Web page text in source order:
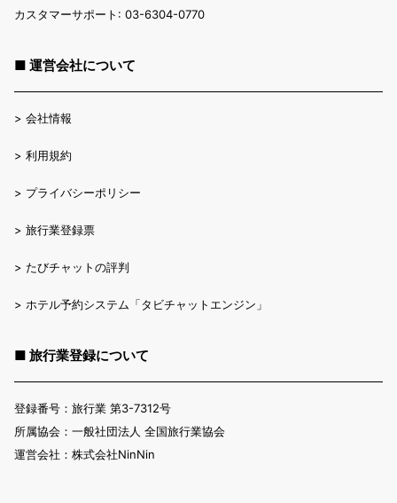
カスタマーサポート: 03-6304-0770
■ 運営会社について
> 会社情報
> 利用規約
> プライバシーポリシー
> 旅行業登録票
> たびチャットの評判
> ホテル予約システム「タビチャットエンジン」
■ 旅行業登録について
登録番号：旅行業 第3-7312号
所属協会：一般社団法人 全国旅行業協会
運営会社：株式会社NinNin